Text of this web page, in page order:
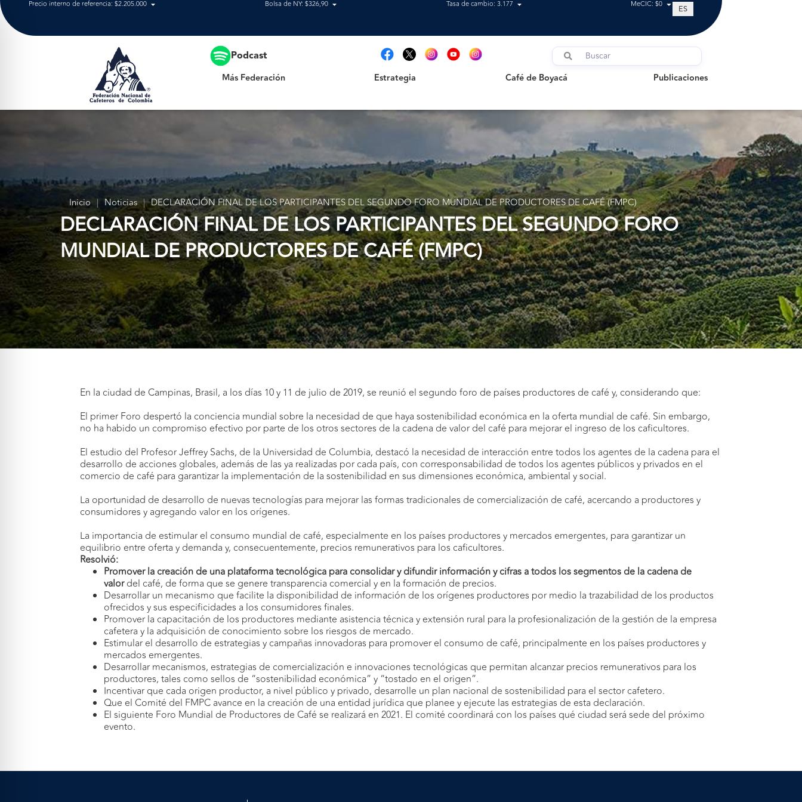
Precio interno de referencia: $2.205.000 Bolsa de NY: $326,90 Tasa de cambio: 3.177 MeCIC: $0 ES
Podcast
Más Federación Estrategia Café de Boyacá Publicaciones
Publicaciones
Inicio | Noticias | DECLARACIÓN FINAL DE LOS PARTICIPANTES DEL SEGUNDO FORO MUNDIAL DE PRODUCTORES DE CAFÉ (FMPC)
DECLARACIÓN FINAL DE LOS PARTICIPANTES DEL SEGUNDO FORO
MUNDIAL DE PRODUCTORES DE CAFÉ (FMPC)
En la ciudad de Campinas, Brasil, a los días 10 y 11 de julio de 2019, se reunió el segundo foro de países productores de café y, considerando que:
El primer Foro despertó la conciencia mundial sobre la necesidad de que haya sostenibilidad económica en la oferta mundial de café. Sin embargo,
no ha habido un compromiso efectivo por parte de los otros sectores de la cadena de valor del café para mejorar el ingreso de los caficultores.
El estudio del Profesor Jeffrey Sachs, de la Universidad de Columbia, destacó la necesidad de interacción entre todos los agentes de la cadena para el
desarrollo de acciones globales, además de las ya realizadas por cada país, con corresponsabilidad de todos los agentes públicos y privados en el
comercio de café para garantizar la implementación de la sostenibilidad en sus dimensiones económica, ambiental y social.
La oportunidad de desarrollo de nuevas tecnologías para mejorar las formas tradicionales de comercialización de café, acercando a productores y
consumidores y agregando valor en los orígenes.
La importancia de estimular el consumo mundial de café, especialmente en los países productores y mercados emergentes, para garantizar un
equilibrio entre oferta y demanda y, consecuentemente, precios remunerativos para los caficultores.
Resolvió:
Promover la creación de una plataforma tecnológica para consolidar y difundir información y cifras a todos los segmentos de la cadena de
valordel café, de forma que se genere transparencia comercial y en la formación de precios.
Desarrollar un mecanismo que facilite la disponibilidad de información de los orígenes productores por medio la trazabilidad de los productos
ofrecidos y sus especificidades a los consumidores finales.
Promover la capacitación de los productores mediante asistencia técnica y extensión rural para la profesionalización de la gestión de la empresa
cafetera y la adquisición de conocimiento sobre los riesgos de mercado.
Estimular el desarrollo de estrategias y campañas innovadoras para promover el consumo de café, principalmente en los países productores y
mercados emergentes.
Desarrollar mecanismos, estrategias de comercialización e innovaciones tecnológicas que permitan alcanzar precios remunerativos para los
productores, tales como sellos de “sostenibilidad económica” y “tostado en el origen”.
Incentivar que cada origen productor, a nivel público y privado, desarrolle un plan nacional de sostenibilidad para el sector cafetero.
Que el Comité del FMPC avance en la creación de una entidad jurídica que planee y ejecute las estrategias de esta declaración.
El siguiente Foro Mundial de Productores de Café se realizará en 2021. El comité coordinará con los países qué ciudad será sede del próximo
evento.